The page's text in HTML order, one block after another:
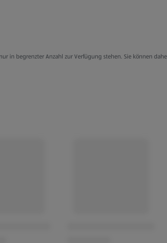
in begrenzter Anzahl zur Verfügung stehen. Sie können